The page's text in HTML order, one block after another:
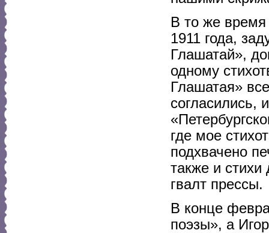
В то же
1911 года,
Глашатай»,
одному
Глашатая»
согласились,
где мое
подхвачено
также и стихи
гвалт прессы.
В конце
поэзы», а